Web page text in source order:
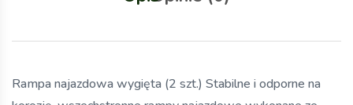
Rampa najazdowa wygięta (2 szt.) Stabilne i odporne na